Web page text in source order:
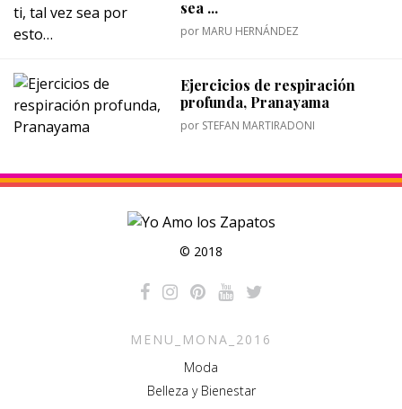
sea ...
por MARU HERNÁNDEZ
Ejercicios de respiración
profunda, Pranayama
por STEFAN MARTIRADONI
© 2018
MENU_MONA_2016
Moda
Belleza y Bienestar